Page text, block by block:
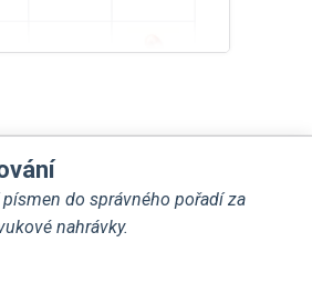
do správného pořadí za
nahrávky.